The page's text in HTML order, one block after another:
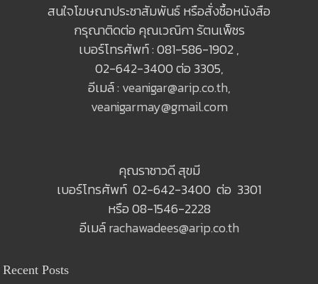
สนใจโฆษณาประชาสัมพันธ์ หรือสั่งซื้อหนังสือ
กรุณาติดต่อ คุณเวณิกา รัตนเพ็ชร
เบอร์โทรศัพท์ : 081-586-1902 ,
02-642-3400 ต่อ 3305,
อีเมล์ : veanigar@arip.co.th,
veanigarmay@gmail.com
คุณราชาวดี สุขมี
เบอร์โทรศัพท์ 02-642-3400 ต่อ 3301
หรือ 08-1546-2228
อีเมล์rachawadees@arip.co.th
Recent Posts